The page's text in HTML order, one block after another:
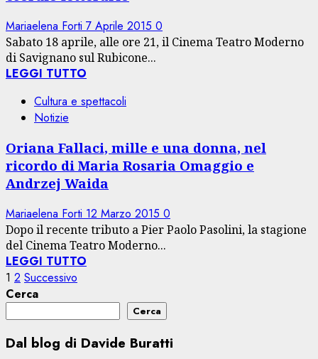
Mariaelena Forti 7 Aprile 2015 0
Sabato 18 aprile, alle ore 21, il Cinema Teatro Moderno
di Savignano sul Rubicone...
LEGGI TUTTO
Cultura e spettacoli
Notizie
Oriana Fallaci, mille e una donna, nel
ricordo di Maria Rosaria Omaggio e
Andrzej Waida
Mariaelena Forti 12 Marzo 2015 0
Dopo il recente tributo a Pier Paolo Pasolini, la stagione
del Cinema Teatro Moderno...
LEGGI TUTTO
Paginazione
degli
articoli
1 2 Successivo
Cerca
Cerca
Dal blog di Davide Buratti